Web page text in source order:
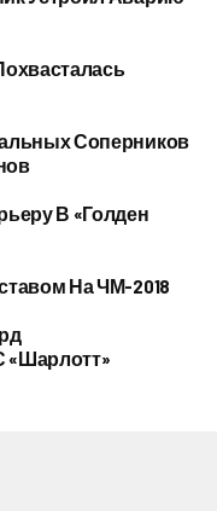
Соперников
В «Голден
На ЧМ-2018
«Шарлотт»